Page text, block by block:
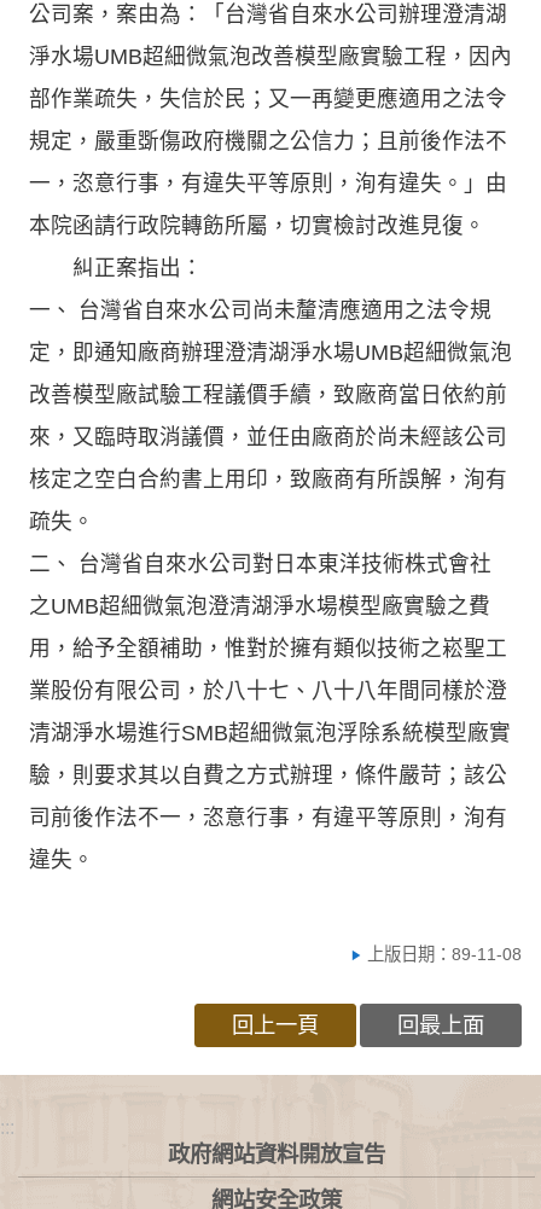
公司案，案由為：「台灣省自來水公司辦理澄清湖
淨水場UMB超細微氣泡改善模型廠實驗工程，因內
部作業疏失，失信於民；又一再變更應適用之法令
規定，嚴重斲傷政府機關之公信力；且前後作法不
一，恣意行事，有違失平等原則，洵有違失。」由
本院函請行政院轉飭所屬，切實檢討改進見復。
糾正案指出：
一、 台灣省自來水公司尚未釐清應適用之法令規
定，即通知廠商辦理澄清湖淨水場UMB超細微氣泡
改善模型廠試驗工程議價手續，致廠商當日依約前
來，又臨時取消議價，並任由廠商於尚未經該公司
核定之空白合約書上用印，致廠商有所誤解，洵有
疏失。
二、 台灣省自來水公司對日本東洋技術株式會社
之UMB超細微氣泡澄清湖淨水場模型廠實驗之費
用，給予全額補助，惟對於擁有類似技術之崧聖工
業股份有限公司，於八十七、八十八年間同樣於澄
清湖淨水場進行SMB超細微氣泡浮除系統模型廠實
驗，則要求其以自費之方式辦理，條件嚴苛；該公
司前後作法不一，恣意行事，有違平等原則，洵有
違失。
上版日期：89-11-08
回上一頁 回最上面
:::
政府網站資料開放宣告
網站安全政策